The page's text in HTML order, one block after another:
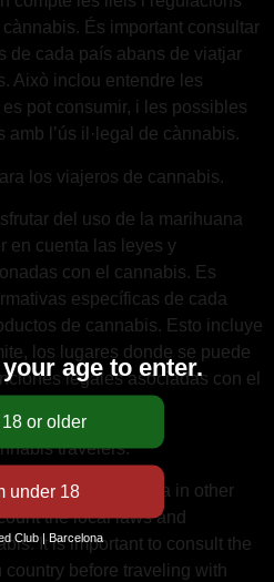
És important consultar
de cada país abans de viatjar
Això inclou entendre les
pot consumir, i les possibles
l’ús il·legal de cànnabis.
los viajeros de cannabis.
del uso de la marihuana
en cuenta las leyes y
con el cannabis. Es
específicas de cada
de cannabis. Esto incluye
los lugares donde se puede
legales asociadas con el
travelers.
the use of marijuana in other
the local laws and
It is important to consult the
before traveling with
age to enter.
Club | Barcelona